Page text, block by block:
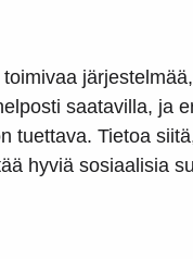
saatavilla, ja
tuettava. Tietoa
hyviä sosiaalisia